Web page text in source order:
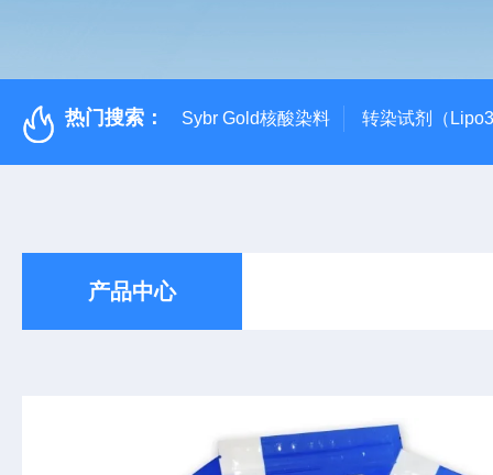
热门搜索： Sybr Gold核酸染料 转染试剂（
产品中心